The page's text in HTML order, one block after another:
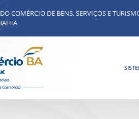
COMÉRCIO DE BENS, SERVIÇOS E